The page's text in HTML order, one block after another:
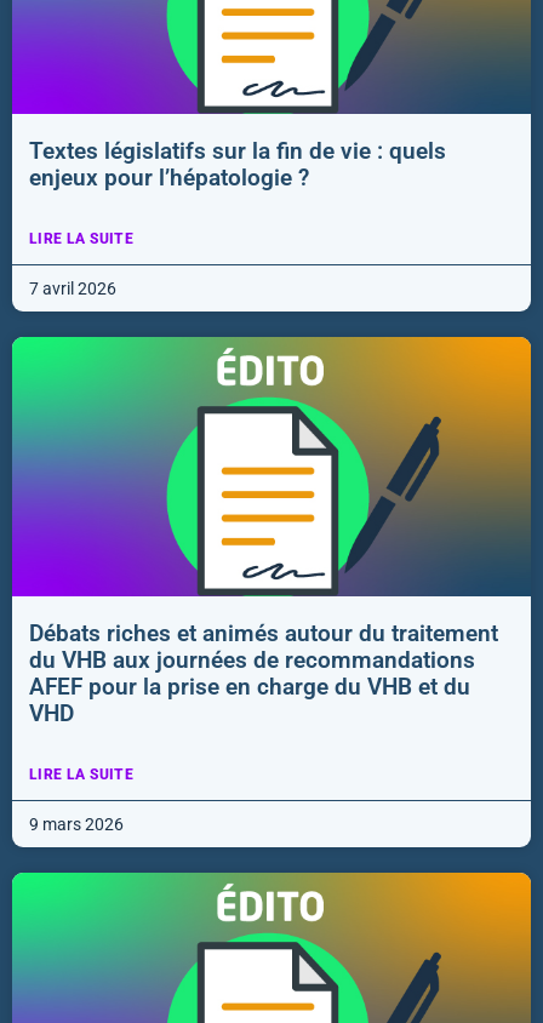
Textes législatifs sur la fin de vie : quels
enjeux pour l’hépatologie ?
LIRE LA SUITE
7 avril 2026
Débats riches et animés autour du traitement
du VHB aux journées de recommandations
AFEF pour la prise en charge du VHB et du
VHD
LIRE LA SUITE
9 mars 2026